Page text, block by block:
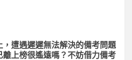
遭遇遲遲無法解決的備考問題
上榜很遙遠嗎？不妨借力備考